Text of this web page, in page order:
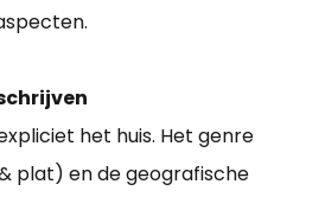
het huis. Het genre
plat) en de geografische